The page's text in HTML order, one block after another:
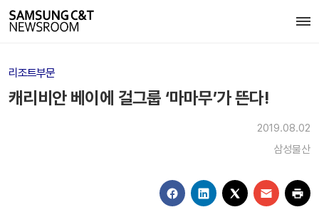
리조트부문
캐리비안 베이에 걸그룹 ‘마마무’가 뜬다!
2019.08.02
삼성물산